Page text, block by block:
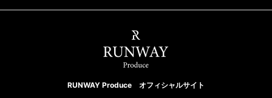
RUNWAY Produce オフィシャルサイト